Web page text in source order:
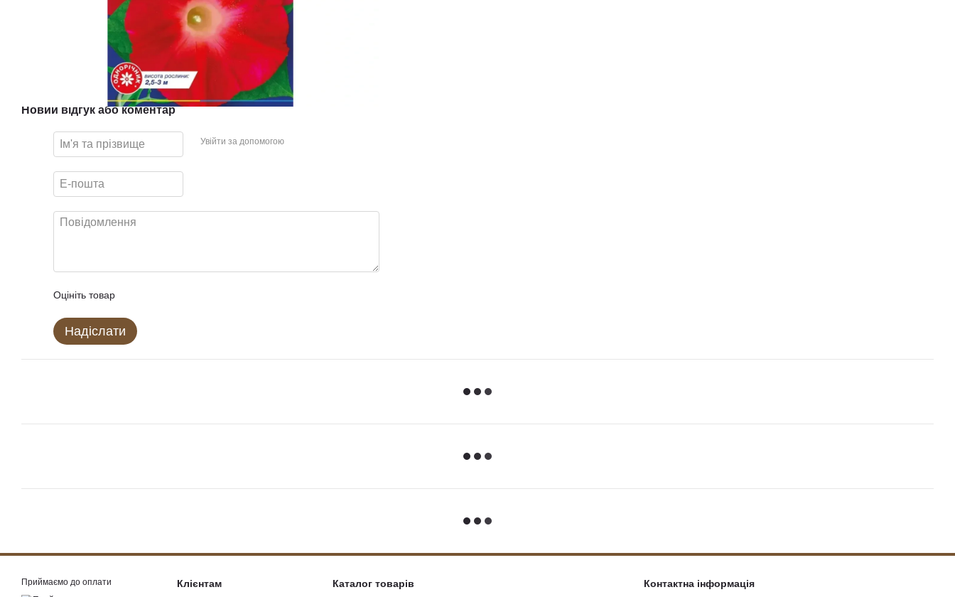
Новий відгук або коментар
Увійти за допомогою
Оцініть товар
Надіслати
Приймаємо до оплати Клієнтам Каталог товарів Контактна інформація